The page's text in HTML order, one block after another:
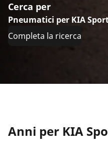
Cerca per
Pneumatici per KIA
Completa la ricerca
Anni per KIA